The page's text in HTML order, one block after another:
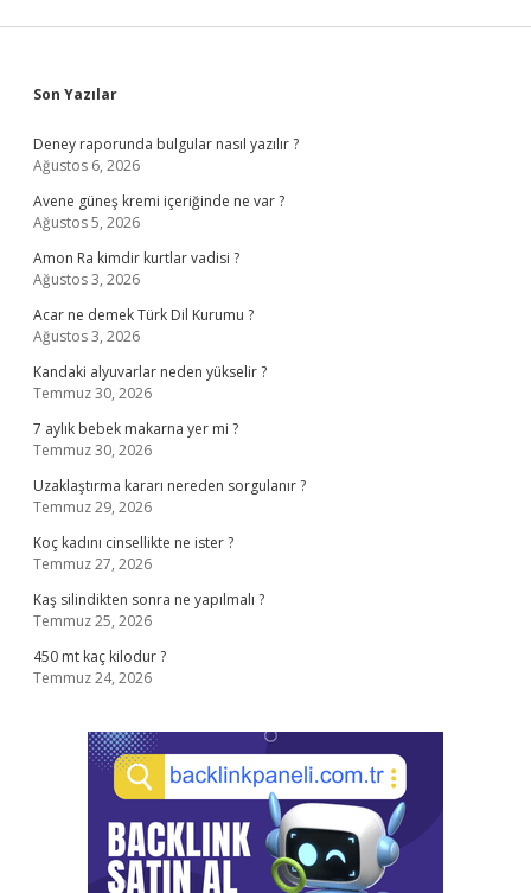
Sidebar
Son Yazılar
Deney raporunda bulgular nasıl yazılır ?
Ağustos 6, 2026
Avene güneş kremi içeriğinde ne var ?
Ağustos 5, 2026
Amon Ra kimdir kurtlar vadisi ?
Ağustos 3, 2026
Acar ne demek Türk Dil Kurumu ?
Ağustos 3, 2026
Kandaki alyuvarlar neden yükselir ?
Temmuz 30, 2026
7 aylık bebek makarna yer mi ?
Temmuz 30, 2026
Uzaklaştırma kararı nereden sorgulanır ?
Temmuz 29, 2026
Koç kadını cinsellikte ne ister ?
Temmuz 27, 2026
Kaş silindikten sonra ne yapılmalı ?
Temmuz 25, 2026
450 mt kaç kilodur ?
Temmuz 24, 2026